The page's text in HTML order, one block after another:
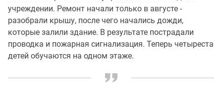
учреждении. Ремонт начали только в августе -
разобрали крышу, после чего начались дожди,
которые залили здание. В результате пострадали
проводка и пожарная сигнализация. Теперь четыреста
детей обучаются на одном этаже.